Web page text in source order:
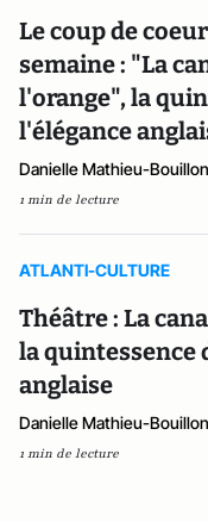
Le coup de
semaine : "La
l'orange", la
l'élégance
Danielle Mathieu-
1 min de lecture
ATLANTI-CULTURE
Théâtre : La
la quintessence
anglaise
Danielle Mathieu-
1 min de lecture